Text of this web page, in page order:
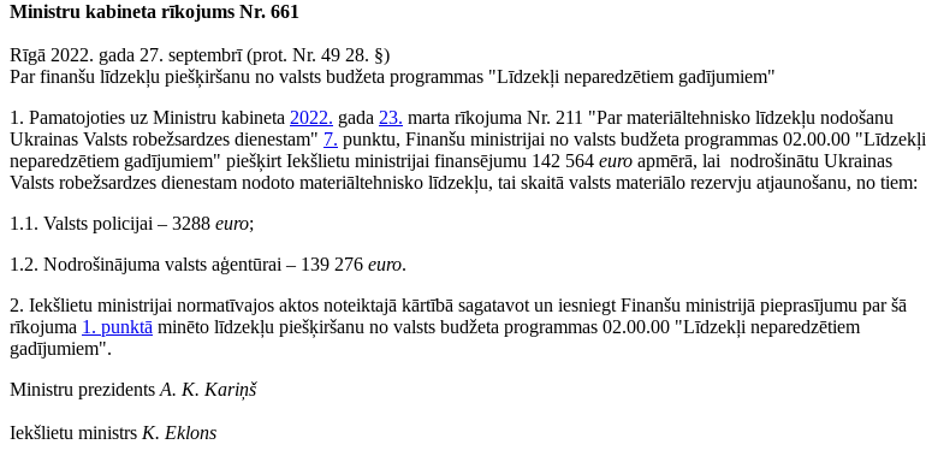
Ministru kabineta rīkojums Nr. 661
Rīgā 2022. gada 27. septembrī (prot. Nr. 49 28. §)
Par finanšu līdzekļu piešķiršanu no valsts budžeta programmas "Līdzekļi neparedzētiem gadījumiem"
1. Pamatojoties uz Ministru kabineta 2022. gada 23. marta rīkojuma Nr. 211 "Par materiāltehnisko līdzekļu nodošanu
Ukrainas Valsts robežsardzes dienestam" 7. punktu, Finanšu ministrijai no valsts budžeta programmas 02.00.00 "Līdzekļi
neparedzētiem gadījumiem" piešķirt Iekšlietu ministrijai finansējumu 142 564 euro apmērā, lai nodrošinātu Ukrainas
Valsts robežsardzes dienestam nodoto materiāltehnisko līdzekļu, tai skaitā valsts materiālo rezervju atjaunošanu, no tiem:
1.1. Valsts policijai – 3288 euro;
1.2. Nodrošinājuma valsts aģentūrai – 139 276 euro.
2. Iekšlietu ministrijai normatīvajos aktos noteiktajā kārtībā sagatavot un iesniegt Finanšu ministrijā pieprasījumu par šā
rīkojuma 1. punktā minēto līdzekļu piešķiršanu no valsts budžeta programmas 02.00.00 "Līdzekļi neparedzētiem
gadījumiem".
Ministru prezidents A. K. Kariņš
Iekšlietu ministrs K. Eklons